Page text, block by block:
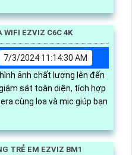
WIFI EZVIZ C6C 4K
7/3/2024 11:14:30 AM
ảnh chất lượng lên đến
sát toàn diện, tích hợp
cùng loa và mic giúp bạn
TRẺ EM EZVIZ BM1